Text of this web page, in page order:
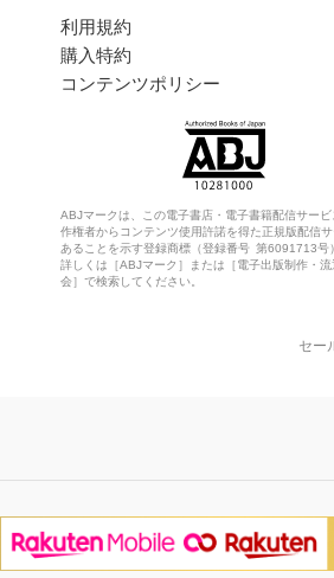
利用規約
購入特約
コンテンツポリシー
ABJマークは、この電子書店・電子書籍配信サービ
作権者からコンテンツ使用許諾を得た正規版配信
あることを示す登録商標（登録番号 第6091713号
詳しくは［ABJマーク］または［電子出版制作・流
会］で検索してください。
セー